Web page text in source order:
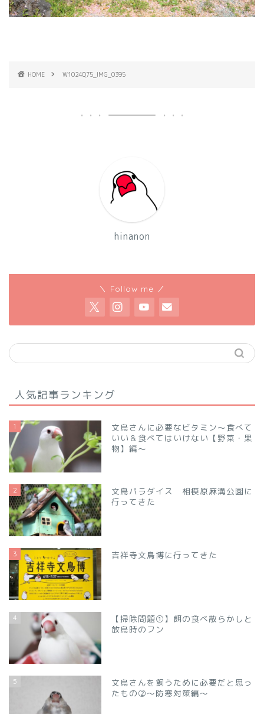
HOME W1024Q75_IMG_0395
hinanon
＼ Follow me ／
人気記事ランキング
1
文鳥さんに必要なビタミン～食べて
いい＆食べてはいけない【野菜・果
物】編～
2
文鳥パラダイス 相模原麻溝公園に
行ってきた
3 吉祥寺文鳥博に行ってきた
4
【掃除問題①】餌の食べ散らかしと
放鳥時のフン
5
文鳥さんを飼うために必要だと思っ
たもの②～防寒対策編～